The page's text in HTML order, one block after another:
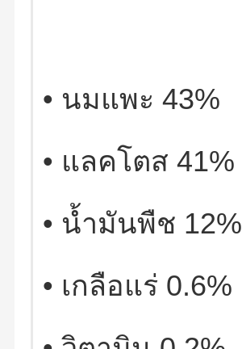
• นมแพะ 43%
• แลคโตส 41%
• น้ำมันพืช 12%
• เกลือแร่ 0.6%